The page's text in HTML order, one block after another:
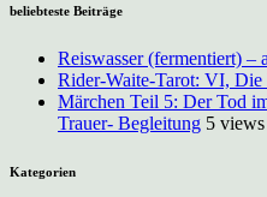
beliebteste Beiträge
Reiswasser (fermentiert) –
Rider-Waite-Tarot: VI, Die
Märchen Teil 5: Der Tod
Trauer- Begleitung 5 views
Kategorien